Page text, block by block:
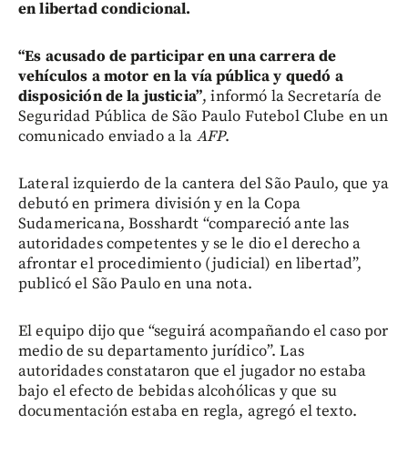
en libertad condicional.
“Es acusado de participar en una carrera de
vehículos a motor en la vía pública y quedó a
disposición de la justicia”, informó la Secretaría de
Seguridad Pública de São Paulo Futebol Clube en un
comunicado enviado a la AFP.
Lateral izquierdo de la cantera del São Paulo, que ya
debutó en primera división y en la Copa
Sudamericana, Bosshardt “compareció ante las
autoridades competentes y se le dio el derecho a
afrontar el procedimiento (judicial) en libertad”,
publicó el São Paulo en una nota.
El equipo dijo que “seguirá acompañando el caso por
medio de su departamento jurídico”. Las
autoridades constataron que el jugador no estaba
bajo el efecto de bebidas alcohólicas y que su
documentación estaba en regla, agregó el texto.